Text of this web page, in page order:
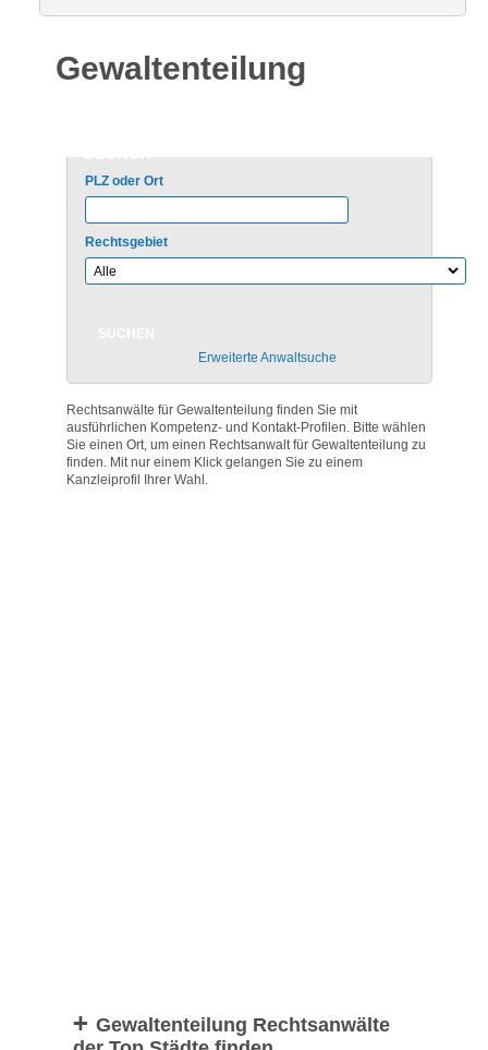
Gewaltenteilung
PLZ oder Ort
Rechtsgebiet
Erweiterte Anwaltsuche
Rechtsanwälte für Gewaltenteilung finden Sie mit
ausführlichen Kompetenz- und Kontakt-Profilen. Bitte wählen
Sie einen Ort, um einen Rechtsanwalt für Gewaltenteilung zu
finden. Mit nur einem Klick gelangen Sie zu einem
Kanzleiprofil Ihrer Wahl.
Gewaltenteilung Rechtsanwälte